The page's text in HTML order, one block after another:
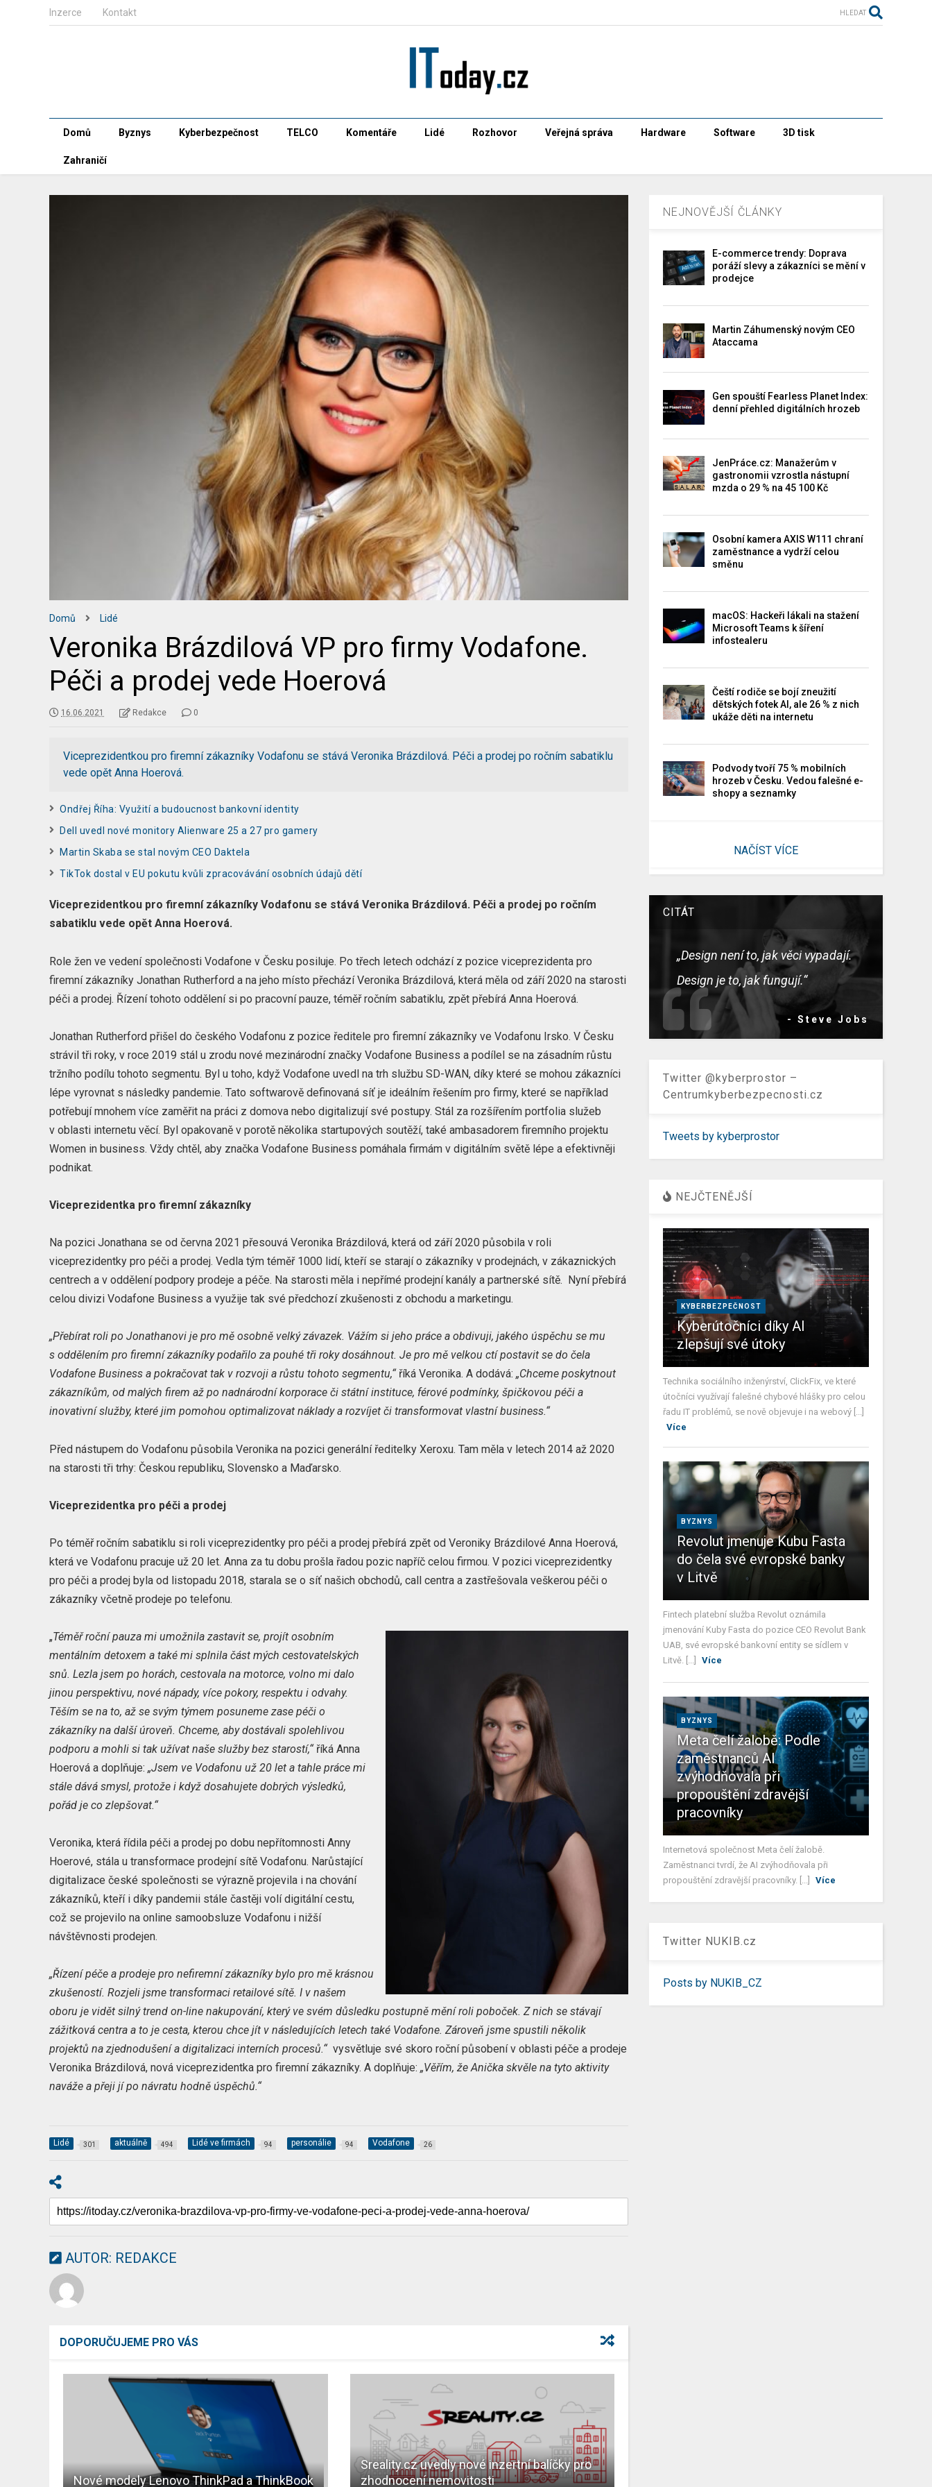
Inzerce Kontakt HLEDAT
Domů Byznys Kyberbezpečnost TELCO Komentáře Lidé Rozhovor Veřejná správa Hardware Software 3D tisk
Zahraničí
Domů Lidé
Veronika Brázdilová VP pro firmy Vodafone.
Péči a prodej vede Hoerová
16.06.2021 Redakce 0
Viceprezidentkou pro firemní zákazníky Vodafonu se stává Veronika Brázdilová. Péči a prodej po ročním sabatiklu
vede opět Anna Hoerová.
Ondřej Říha: Využití a budoucnost bankovní identity
Dell uvedl nové monitory Alienware 25 a 27 pro gamery
Martin Skaba se stal novým CEO Daktela
TikTok dostal v EU pokutu kvůli zpracovávání osobních údajů dětí
Viceprezidentkou pro firemní zákazníky Vodafonu se stává Veronika Brázdilová. Péči a prodej po ročním
sabatiklu vede opět Anna Hoerová.
Role žen ve vedení společnosti Vodafone v Česku posiluje. Po třech letech odchází z pozice viceprezidenta pro
firemní zákazníky Jonathan Rutherford a na jeho místo přechází Veronika Brázdilová, která měla od září 2020 na starosti
péči a prodej. Řízení tohoto oddělení si po pracovní pauze, téměř ročním sabatiklu, zpět přebírá Anna Hoerová.
Jonathan Rutherford přišel do českého Vodafonu z pozice ředitele pro firemní zákazníky ve Vodafonu Irsko. V Česku
strávil tři roky, v roce 2019 stál u zrodu nové mezinárodní značky Vodafone Business a podílel se na zásadním růstu
tržního podílu tohoto segmentu. Byl u toho, když Vodafone uvedl na trh službu SD-WAN, díky které se mohou zákazníci
lépe vyrovnat s následky pandemie. Tato softwarově definovaná síť je ideálním řešením pro firmy, které se například
potřebují mnohem více zaměřit na práci z domova nebo digitalizují své postupy. Stál za rozšířením portfolia služeb
v oblasti internetu věcí. Byl opakovaně v porotě několika startupových soutěží, také ambasadorem firemního projektu
Women in business. Vždy chtěl, aby značka Vodafone Business pomáhala firmám v digitálním světě lépe a efektivněji
podnikat.
Viceprezidentka pro firemní zákazníky
Na pozici Jonathana se od června 2021 přesouvá Veronika Brázdilová, která od září 2020 působila v roli
viceprezidentky pro péči a prodej. Vedla tým téměř 1000 lidí, kteří se starají o zákazníky v prodejnách, v zákaznických
centrech a v oddělení podpory prodeje a péče. Na starosti měla i nepřímé prodejní kanály a partnerské sítě. Nyní přebírá
celou divizi Vodafone Business a využije tak své předchozí zkušenosti z obchodu a marketingu.
„Přebírat roli po Jonathanovi je pro mě osobně velký závazek. Vážím si jeho práce a obdivuji, jakého úspěchu se mu
s oddělením pro firemní zákazníky podařilo za pouhé tři roky dosáhnout. Je pro mě velkou ctí postavit se do čela
Vodafone Business a pokračovat tak v rozvoji a růstu tohoto segmentu,“ říká Veronika. A dodává: „Chceme poskytnout
zákazníkům, od malých firem až po nadnárodní korporace či státní instituce, férové podmínky, špičkovou péči a
inovativní služby, které jim pomohou optimalizovat náklady a rozvíjet či transformovat vlastní business.“
Před nástupem do Vodafonu působila Veronika na pozici generální ředitelky Xeroxu. Tam měla v letech 2014 až 2020
na starosti tři trhy: Českou republiku, Slovensko a Maďarsko.
Viceprezidentka pro péči a prodej
Po téměř ročním sabatiklu si roli viceprezidentky pro péči a prodej přebírá zpět od Veroniky Brázdilové Anna Hoerová,
která ve Vodafonu pracuje už 20 let. Anna za tu dobu prošla řadou pozic napříč celou firmou. V pozici viceprezidentky
pro péči a prodej byla od listopadu 2018, starala se o síť našich obchodů, call centra a zastřešovala veškerou péči o
zákazníky včetně prodeje po telefonu.
„Téměř roční pauza mi umožnila zastavit se, projít osobním
mentálním detoxem a také mi splnila část mých cestovatelských
snů. Lezla jsem po horách, cestovala na motorce, volno mi dalo
jinou perspektivu, nové nápady, více pokory, respektu i odvahy.
Těším se na to, až se svým týmem posuneme zase péči o
zákazníky na další úroveň. Chceme, aby dostávali spolehlivou
podporu a mohli si tak užívat naše služby bez starostí,“říká Anna
Hoerová a doplňuje:„Jsem ve Vodafonu už 20 let a tahle práce mi
stále dává smysl, protože i když dosahujete dobrých výsledků,
pořád je co zlepšovat.“
Veronika, která řídila péči a prodej po dobu nepřítomnosti Anny
Hoerové, stála u transformace prodejní sítě Vodafonu. Narůstající
digitalizace české společnosti se výrazně projevila i na chování
zákazníků, kteří i díky pandemii stále častěji volí digitální cestu,
což se projevilo na online samoobsluze Vodafonu i nižší
návštěvnosti prodejen.
„Řízení péče a prodeje pro nefiremní zákazníky bylo pro mě krásnou
zkušeností. Rozjeli jsme transformaci retailové sítě.I v našem
oboru je vidět silný trend on-line nakupování, který ve svém důsledku postupně mění roli poboček. Z nich se stávají
zážitková centra a to je cesta, kterou chce jít v následujících letech také Vodafone. Zároveň jsmespustili několik
projektů na zjednodušení a digitalizaci interních procesů.“vysvětluje své skoro roční působení v oblasti péče a prodeje
Veronika Brázdilová, nová viceprezidentka pro firemní zákazníky. A doplňuje:„Věřím, že Anička skvěle na tyto aktivity
naváže a přeji jí po návratu hodně úspěchů.“
Lidé 301 aktuálně 494 Lidé ve firmách 94 personálie 94 Vodafone 26
AUTOR: REDAKCE
DOPORUČUJEME PRO VÁS
Nové modely Lenovo ThinkPad a ThinkBook
Sreality.cz uvedly nové inzertní balíčky pro
zhodnocení nemovitosti
NEJNOVĚJŠÍ ČLÁNKY
E-commerce trendy: Doprava
poráží slevy a zákazníci se mění v
prodejce
Martin Záhumenský novým CEO
Ataccama
Gen spouští Fearless Planet Index:
denní přehled digitálních hrozeb
JenPráce.cz: Manažerům v
gastronomii vzrostla nástupní
mzda o 29 % na 45 100 Kč
Osobní kamera AXIS W111 chraní
zaměstnance a vydrží celou
směnu
macOS: Hackeři lákali na stažení
Microsoft Teams k šíření
infostealeru
Čeští rodiče se bojí zneužití
dětských fotek AI, ale 26 % z nich
ukáže děti na internetu
Podvody tvoří 75 % mobilních
hrozeb v Česku. Vedou falešné e-
shopy a seznamky
NAČÍST VÍCE
CITÁT
„Design není to, jak věci vypadají.
Design je to, jak fungují.“
- Steve Jobs
Twitter @kyberprostor –
Centrumkyberbezpecnosti.cz
Tweets by kyberprostor
NEJČTENĚJŠÍ
KYBERBEZPEČNOST
Kyberútočníci díky AI
zlepšují své útoky
Technika sociálního inženýrství, ClickFix, ve které
útočníci využívají falešné chybové hlášky pro celou
řadu IT problémů, se nově objevuje i na webový [...]
Více
BYZNYS
Revolut jmenuje Kubu Fasta
do čela své evropské banky
v Litvě
Fintech platební služba Revolut oznámila
jmenování Kuby Fasta do pozice CEO Revolut Bank
UAB, své evropské bankovní entity se sídlem v
Litvě. [...]
Více
BYZNYS
Meta čelí žalobě: Podle
zaměstnanců AI
zvýhodňovala při
propouštění zdravější
pracovníky
Internetová společnost Meta čelí žalobě.
Zaměstnanci tvrdí, že AI zvýhodňovala při
propouštění zdravější pracovníky. [...]
Více
Twitter NUKIB.cz
Posts by NUKIB_CZ